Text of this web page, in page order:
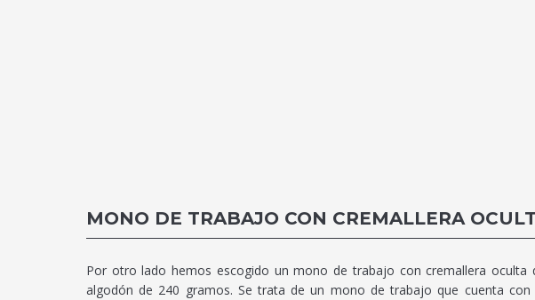
MONO DE TRABAJO CON CREMALLERA
Por otro lado hemos escogido un mono de trabajo con cremallera oculta
algodón de 240 gramos. Se trata de un mono de trabajo que cuenta